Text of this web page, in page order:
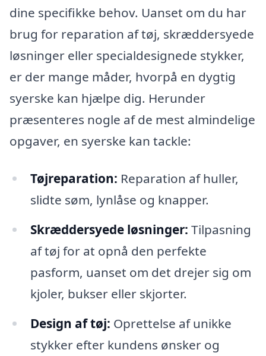
dine specifikke behov. Uanset om du har
brug for reparation af tøj, skræddersyede
løsninger eller specialdesignede stykker,
er der mange måder, hvorpå en dygtig
syerske kan hjælpe dig. Herunder
præsenteres nogle af de mest almindelige
opgaver, en syerske kan tackle:
Tøjreparation: Reparation af huller,
slidte søm, lynlåse og knapper.
Skræddersyede løsninger: Tilpasning
af tøj for at opnå den perfekte
pasform, uanset om det drejer sig om
kjoler, bukser eller skjorter.
Design af tøj: Oprettelse af unikke
stykker efter kundens ønsker og